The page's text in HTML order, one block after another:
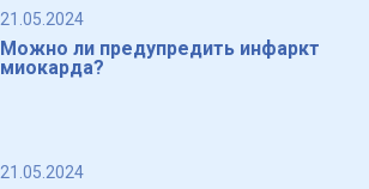
21.05.2024
Можно ли предупредить инфаркт
миокарда?
21.05.2024